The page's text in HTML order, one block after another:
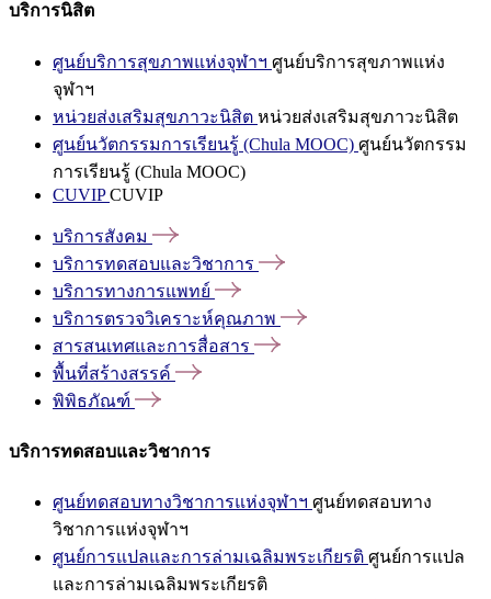
บริการนิสิต
ศูนย์บริการสุขภาพแห่งจุฬาฯ ศูนย์บริการสุขภาพแห่ง
จุฬาฯ
หน่วยส่งเสริมสุขภาวะนิสิต หน่วยส่งเสริมสุขภาวะนิสิต
ศูนย์นวัตกรรมการเรียนรู้ (Chula MOOC) ศูนย์นวัตกรรม
การเรียนรู้ (Chula MOOC)
CUVIPCUVIP
บริการสังคม
บริการทดสอบและวิชาการ
บริการทางการแพทย์
บริการตรวจวิเคราะห์คุณภาพ
สารสนเทศและการสื่อสาร
พื้นที่สร้างสรรค์
พิพิธภัณฑ์
บริการทดสอบและวิชาการ
ศูนย์ทดสอบทางวิชาการแห่งจุฬาฯ ศูนย์ทดสอบทาง
วิชาการแห่งจุฬาฯ
ศูนย์การแปลและการล่ามเฉลิมพระเกียรติ ศูนย์การแปล
และการล่ามเฉลิมพระเกียรติ